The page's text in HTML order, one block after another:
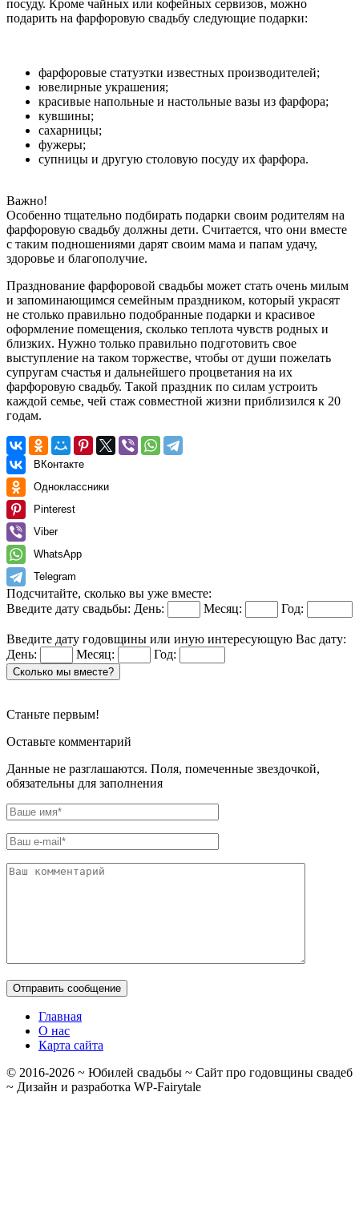
посуду. Кроме чайных или кофейных сервизов, можно
подарить на фарфоровую свадьбу следующие подарки:
фарфоровые статуэтки известных производителей;
ювелирные украшения;
красивые напольные и настольные вазы из фарфора;
кувшины;
сахарницы;
фужеры;
супницы и другую столовую посуду их фарфора.
Важно!
Особенно тщательно подбирать подарки своим родителям на
фарфоровую свадьбу должны дети. Считается, что они вместе
с таким подношениями дарят своим мама и папам удачу,
здоровье и благополучие.
Празднование фарфоровой свадьбы может стать очень милым
и запоминающимся семейным праздником, который украсят
не столько правильно подобранные подарки и красивое
оформление помещения, сколько теплота чувств родных и
близких. Нужно только правильно подготовить свое
выступление на таком торжестве, чтобы от души пожелать
супругам счастья и дальнейшего процветания на их
фарфоровую свадьбу. Такой праздник по силам устроить
каждой семье, чей стаж совместной жизни приблизился к 20
годам.
ВКонтакте
Одноклассники
Pinterest
Viber
WhatsApp
Telegram
Подсчитайте, сколько вы уже вместе:
Введите дату свадьбы: День: Месяц: Год:
Введите дату годовщины или иную интересующую Вас дату:
День:
Месяц: Год:
Сколько мы вместе?
Станьте первым!
Оставьте комментарий
Данные не разглашаются. Поля, помеченные звездочкой,
обязательны для заполнения
Главная
О нас
Карта сайта
© 2016-2026 ~ Юбилей свадьбы ~ Сайт про годовщины свадеб
~ Дизайн и разработка WP-Fairytale